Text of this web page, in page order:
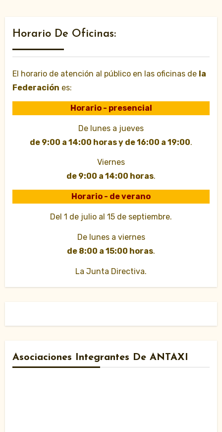
Horario De Oficinas:
El horario de atención al público en las oficinas de la
Federación es:
Horario - presencial
De lunes a jueves
de 9:00 a 14:00 horas y de 16:00 a 19:00.
Viernes
de 9:00 a 14:00 horas.
Horario - de verano
Del 1 de julio al 15 de septiembre.
De lunes a viernes
de 8:00 a 15:00 horas.
La Junta Directiva.
Asociaciones Integrantes De ANTAXI